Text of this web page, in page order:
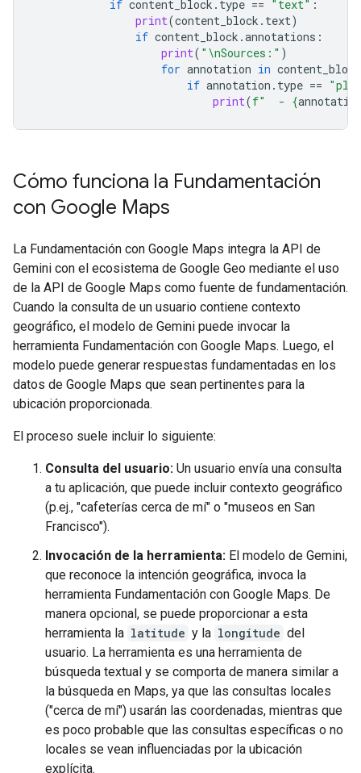
if content_block . type == "text" :
print(content_block . text)
if content_block .annotations :
print( " \nSources:" )
for annotation in content_block
if annotation . type ==
print(f"  - {
Cómo funciona la Fundamentación
con Google Maps
La Fundamentación con Google Maps integra la API de
Gemini con el ecosistema de Google Geo mediante el uso
de la API de Google Maps como fuente de fundamentación.
Cuando la consulta de un usuario contiene contexto
geográfico, el modelo de Gemini puede invocar la
herramienta Fundamentación con Google Maps. Luego, el
modelo puede generar respuestas fundamentadas en los
datos de Google Maps que sean pertinentes para la
ubicación proporcionada.
El proceso suele incluir lo siguiente:
Consulta del usuario: Un usuario envía una consulta
a tu aplicación, que puede incluir contexto geográfico
(p.ej., "cafeterías cerca de mí" o "museos en San
Francisco").
Invocación de la herramienta: El modelo de Gemini,
que reconoce la intención geográfica, invoca la
herramienta Fundamentación con Google Maps. De
manera opcional, se puede proporcionar a esta
herramienta la latitude y la longitude del
usuario. La herramienta es una herramienta de
búsqueda textual y se comporta de manera similar a
la búsqueda en Maps, ya que las consultas locales
("cerca de mí") usarán las coordenadas, mientras que
es poco probable que las consultas específicas o no
locales se vean influenciadas por la ubicación
explícita.